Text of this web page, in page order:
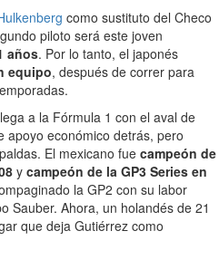
como sustituto del Checo
piloto será este joven
años. Por lo tanto, el japonés
equipo, después de correr para
a la Fórmula 1 con el aval de
apoyo económico detrás, pero
El mexicano fue campeón de
y campeón de la GP3 Series en
la GP2 con su labor
Sauber. Ahora, un holandés de 21
que deja Gutiérrez como